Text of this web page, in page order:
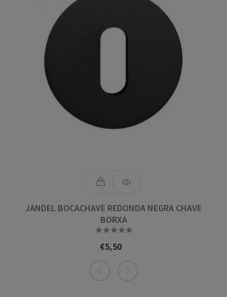
JANDEL BOCACHAVE REDONDA NEGRA CHAVE
BORXA

Prezo
€5,50